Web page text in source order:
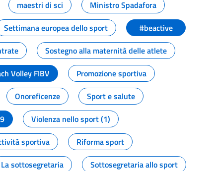
maestri di sci
Ministro Spadafora
Settimana europea dello sport
#beactive
Sostegno alla maternità delle atlete
Volley FIBV
Promozione sportiva
Onoreficenze
Sport e salute
Violenza nello sport (1)
sportiva
Riforma sport
La sottosegretaria
Sottosegretaria allo sport